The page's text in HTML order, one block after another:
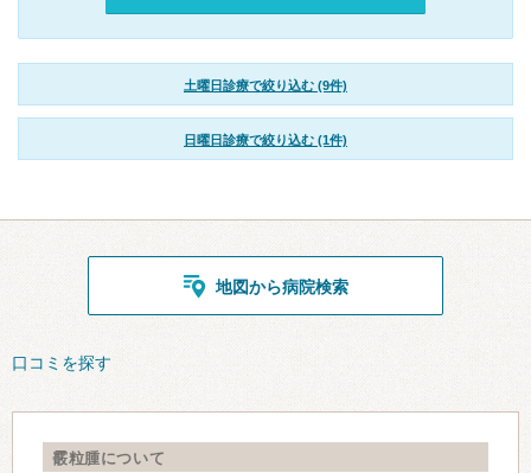
土曜日診療で絞り込む (9件)
日曜日診療で絞り込む (1件)
地図から病院検索
口コミを探す
霰粒腫について